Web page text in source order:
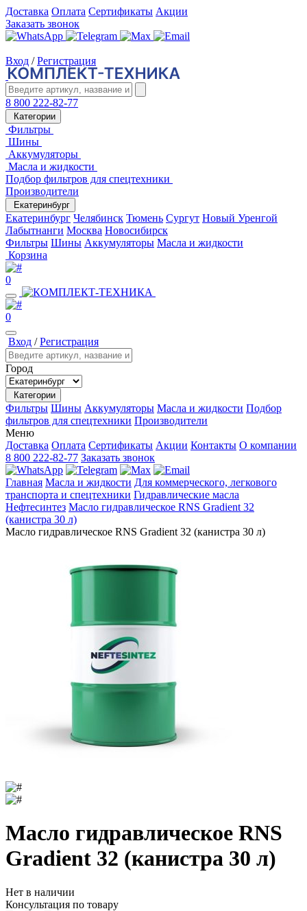
Доставка Оплата Сертификаты Акции
Заказать звонок
Вход / Регистрация
8 800 222-82-77
Категории
Фильтры
Шины
Аккумуляторы
Масла и жидкости
Подбор фильтров для спецтехники
Производители
Екатеринбург
Екатеринбург Челябинск Тюмень Сургут Новый Уренгой
Лабытнанги Москва Новосибирск
Фильтры Шины Аккумуляторы Масла и жидкости
Корзина
0
0
Вход /Регистрация
Город
Категории
Фильтры Шины Аккумуляторы Масла и жидкости Подбор
фильтров для спецтехники Производители
Меню
Доставка Оплата Сертификаты Акции Контакты О компании
8 800 222-82-77 Заказать звонок
Главная Масла и жидкости Для коммерческого, легкового
транспорта и спецтехники Гидравлические масла
Нефтесинтез Масло гидравлическое RNS Gradient 32
(канистра 30 л)
Масло гидравлическое RNS Gradient 32 (канистра 30 л)
Масло гидравлическое RNS
Gradient 32 (канистра 30 л)
Нет в наличии
Консультация по товару